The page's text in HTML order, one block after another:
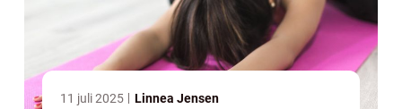
11 juli 2025 Linnea Jensen